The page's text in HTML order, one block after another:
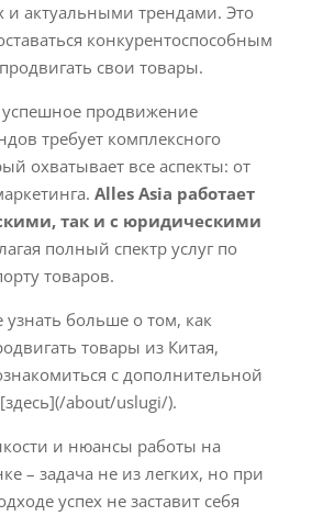
и актуальными трендами. Это
конкурентоспособным
свои товары.
продвижение
требует комплексного
охватывает все аспекты: от
Alles Asia работает
так и с юридическими
полный спектр услуг по
товаров.
узнать больше о том, как
товары из Китая,
с дополнительной
about/uslugi/).
и нюансы работы на
– задача не из легких, но при
успех не заставит себя